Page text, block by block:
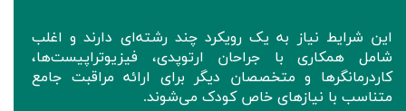
این شرایط نیاز به یک رویکرد چند رشته‌ای دارند و اغلب
شامل همکاری با جراحان ارتوپدی، فیزیوتراپیست‌ها،
کاردرمانگرها و متخصصان دیگر برای ارائه مراقبت جامع
متناسب با نیازهای خاص کودک می‌شوند.